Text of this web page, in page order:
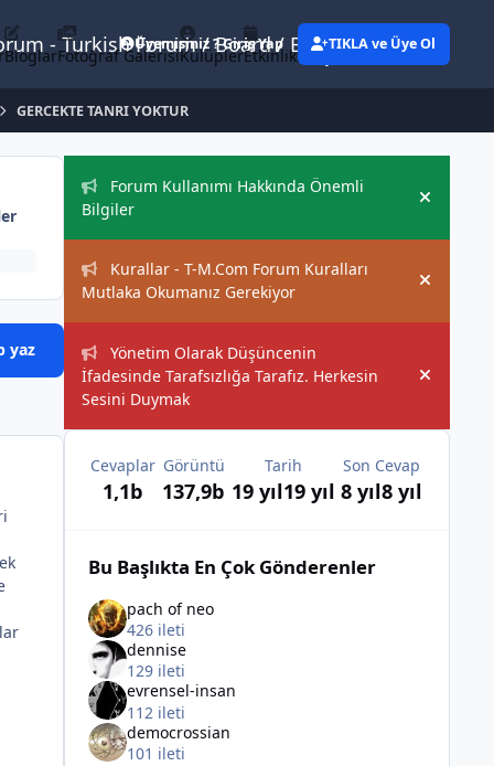
- Turkish Forum / Board / Blog
BloglarFotoğraf GalerisiKulüplerEtkinliklerEylemler
Üyemisiniz ? Giriş Yap TIKLA ve Üye Ol
GERCEKTE TANRI YOKTUR
yaz
Duyurular
Forum Kullanımı Hakkında Önemli
Bilgiler
Hide
Kurallar - T-M.Com Forum Kuralları
Mutlaka Okumanız Gerekiyor
Hide
Yönetim Olarak Düşüncenin
İfadesinde Tarafsızlığa Tarafız. Herkesin
Sesini Duymak
Hide
Cevaplar
1,1b
Görüntü
137,9b
Tarih
19 yıl19 yıl
Son Cevap
8 yıl8 yıl
Bu Başlıkta En Çok Gönderenler
pach of neo
426 ileti
dennise
129 ileti
evrensel-insan
112 ileti
democrossian
101 ileti